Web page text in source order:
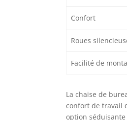
Confort
Roues
Facilité de
La chaise de
confort de travail
option